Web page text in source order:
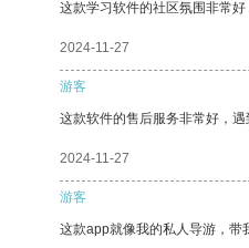
这款学习软件的社区氛围非常好
2024-11-27
游客
这款软件的售后服务非常好，遇
2024-11-27
游客
这款app就像我的私人导游，带